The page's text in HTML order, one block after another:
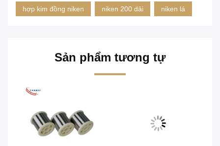
hợp kim đồng niken niken 200 dải niken lá
Sản phẩm tương tự